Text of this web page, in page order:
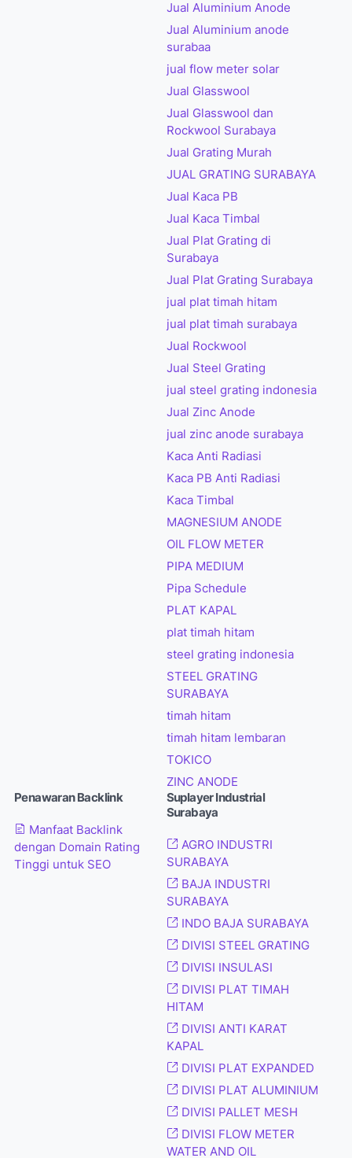
Jual Aluminium Anode
Jual Aluminium anode
surabaa
jual flow meter solar
Jual Glasswool
Jual Glasswool dan
Rockwool Surabaya
Jual Grating Murah
JUAL GRATING SURABAYA
Jual Kaca PB
Jual Kaca Timbal
Jual Plat Grating di
Surabaya
Jual Plat Grating Surabaya
jual plat timah hitam
jual plat timah surabaya
Jual Rockwool
Jual Steel Grating
jual steel grating indonesia
Jual Zinc Anode
jual zinc anode surabaya
Kaca Anti Radiasi
Kaca PB Anti Radiasi
Kaca Timbal
MAGNESIUM ANODE
OIL FLOW METER
PIPA MEDIUM
Pipa Schedule
PLAT KAPAL
plat timah hitam
steel grating indonesia
STEEL GRATING
SURABAYA
timah hitam
timah hitam lembaran
TOKICO
ZINC ANODE
Penawaran Backlink
Manfaat Backlink
dengan Domain Rating
Tinggi untuk SEO
Suplayer Industrial
Surabaya
AGRO INDUSTRI
SURABAYA
BAJA INDUSTRI
SURABAYA
INDO BAJA SURABAYA
DIVISI STEEL GRATING
DIVISI INSULASI
DIVISI PLAT TIMAH
HITAM
DIVISI ANTI KARAT
KAPAL
DIVISI PLAT EXPANDED
DIVISI PLAT ALUMINIUM
DIVISI PALLET MESH
DIVISI FLOW METER
WATER AND OIL